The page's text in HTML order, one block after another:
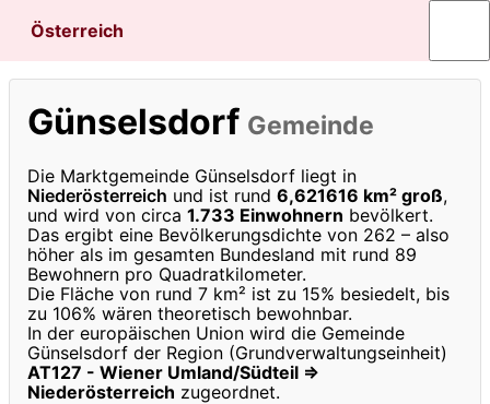
Österreich
Günselsdorf Gemeinde
Die Marktgemeinde Günselsdorf liegt in
Niederösterreich und ist rund 6,621616 km² groß,
und wird von circa 1.733 Einwohnern bevölkert.
Das ergibt eine Bevölkerungsdichte von 262 – also
höher als im gesamten Bundesland mit rund 89
Bewohnern pro Quadratkilometer.
Die Fläche von rund 7 km² ist zu 15% besiedelt, bis
zu 106% wären theoretisch bewohnbar.
In der europäischen Union wird die Gemeinde
Günselsdorf der Region (Grundverwaltungseinheit)
AT127 - Wiener Umland/Südteil ⇒
Niederösterreich zugeordnet.